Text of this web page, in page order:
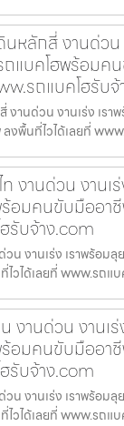
หลักสี่ งานด่วน
แบคโฮพร้อมค
รถแบคโฮรับ
านด่วน งานเร่ง เรา
งพื้นที่ไวได้เลยที่
งานด่วน งานเ
อมคนขับมืออา
รับจ้าง.com
น งานเร่ง เราพร้อม
วได้เลยที่ www.รถแบ
งานด่วน งานเ
อมคนขับมืออา
รับจ้าง.com
น งานเร่ง เราพร้อมลุ
วได้เลยที่ www.รถแบ